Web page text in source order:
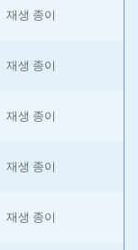
재생 종이
재생 종이
재생 종이
재생 종이
재생 종이